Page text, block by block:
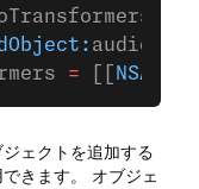
= NSArray
ェクトを追加する
きます。 オブジェ